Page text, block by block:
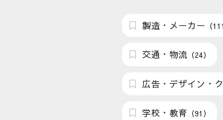
製造・メーカー （
交通・物流 （24）
広告・デザイン・
学校・教育 （91）